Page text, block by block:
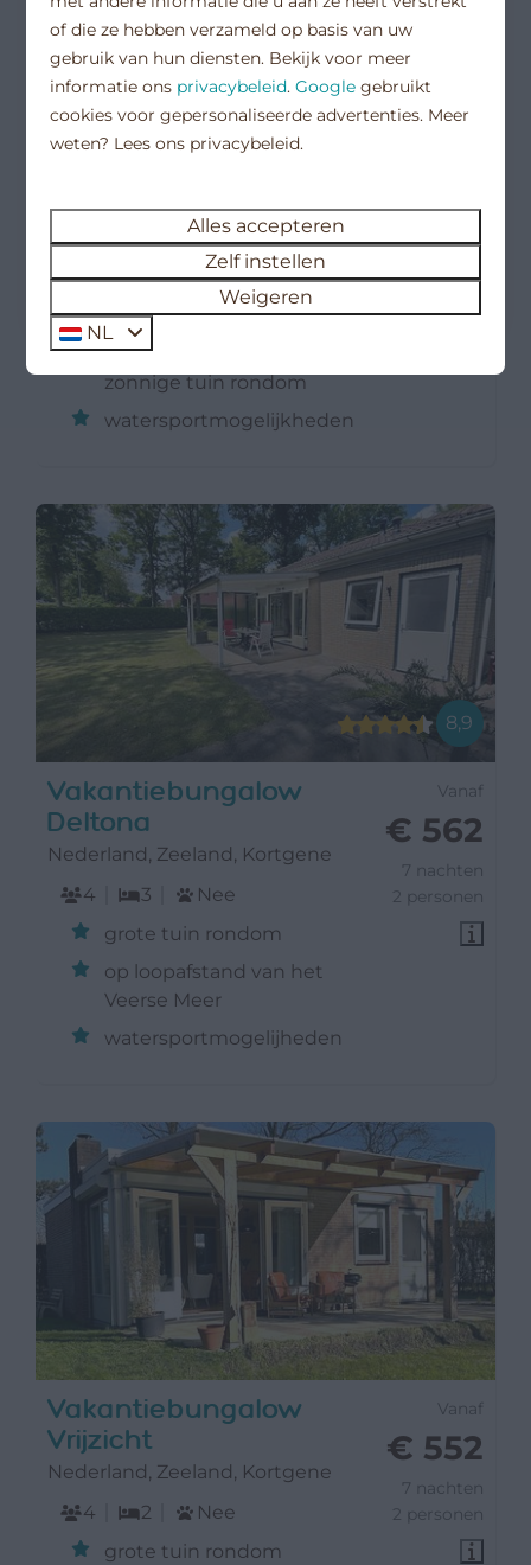
Vanaf
€ 562
2 personen
Rustig gelegen
vakantiebungalow
Nederland, Zeeland, Kortgene
5
3
2
vrijstaande woning met
zonnige tuin rondom
watersportmogelijkheden
8,9
Vanaf
€ 562
7 nachten
2 personen
Vakantiebungalow
Deltona
Nederland, Zeeland, Kortgene
4
3
Nee
grote tuin rondom
op loopafstand van het
Veerse Meer
watersportmogelijheden
Vanaf
€ 552
7 nachten
2 personen
Vakantiebungalow
Vrijzicht
Nederland, Zeeland, Kortgene
4
2
Nee
grote tuin rondom
Vakantie 2027
Vakantiewoningen
of die ze hebben verzameld op basis van uw
gebruik van hun diensten. Bekijk voor meer
informatie ons privacybeleid.Google gebruikt
cookies voor gepersonaliseerde advertenties. Meer
weten? Lees ons privacybeleid.
Alles accepteren
Zelf instellen
Weigeren
NL